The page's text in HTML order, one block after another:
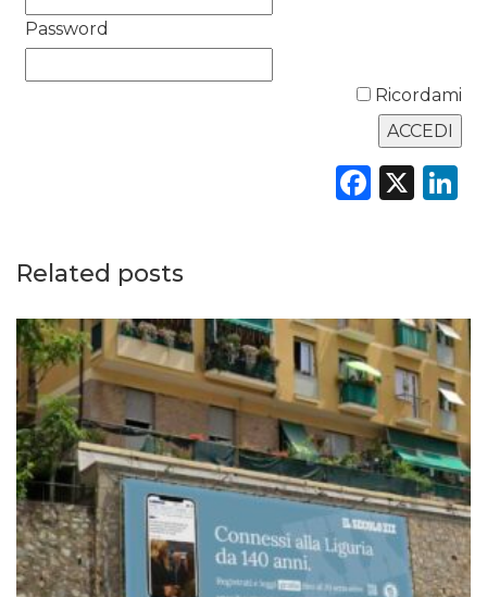
CASE HISTORY
Password
Ricordami
X
Related posts